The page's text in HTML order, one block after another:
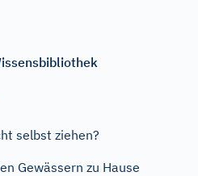
selbst ziehen?
Gewässern zu Hause